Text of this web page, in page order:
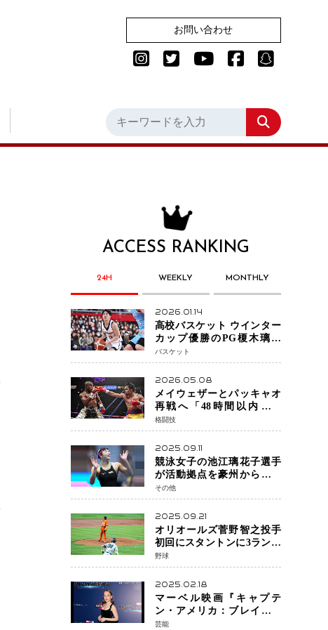
お問い合わせ
ACCESS RANKING
24H WEEKLY MONTHLY
2026.01.14
高校バスケット ウインター
カップ優勝のPG榎木璃旺
（えのき・りお）がプロの
現場へ―。
バスケット
2026.05.08
メイウェザーとパッキャオ
再戦へ「48時間以内に決
着」公式戦かエキシビショ
ンか混迷続く
格闘技
2025.09.11
競泳女子の池江璃花子選手
が活動拠点を豪州から日本
へ！ 豪州での挑戦を糧に、
28年ロサンゼルス五輪へ再
始動
その他
2025.09.21
オリオールズ菅野智之投手
初回にスタントンに3ラン被
弾 3回6安打4失点で降板
野球
2025.02.18
マーベル映画『キャプテ
ン・アメリカ：ブレイブ・
ニュー・ワールド』 新ブラ
芸能